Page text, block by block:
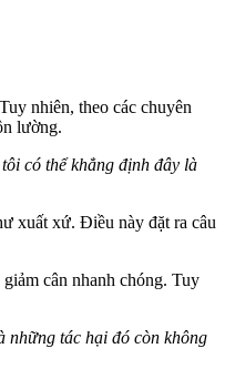
nhiên, theo các chuyên
lường.
có thể khẳng định đây là
xuất xứ. Điều này đặt ra câu
cân nhanh chóng. Tuy
những tác hại đó còn không